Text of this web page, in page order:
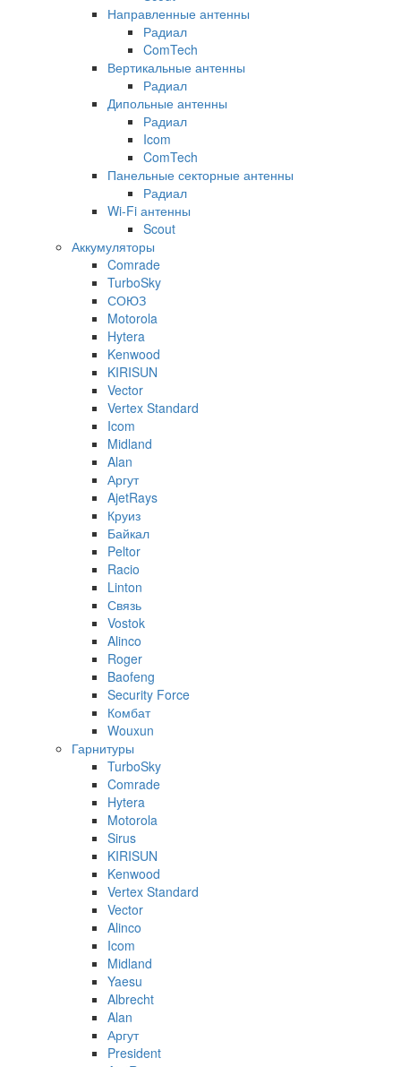
Направленные антенны
Радиал
ComTech
Вертикальные антенны
Радиал
Дипольные антенны
Радиал
Icom
ComTech
Панельные секторные антенны
Радиал
Wi-Fi антенны
Scout
Аккумуляторы
Comrade
TurboSky
СОЮЗ
Motorola
Hytera
Kenwood
KIRISUN
Vector
Vertex Standard
Icom
Midland
Alan
Аргут
AjetRays
Круиз
Байкал
Peltor
Racio
Linton
Связь
Vostok
Alinco
Roger
Baofeng
Security Force
Комбат
Wouxun
Гарнитуры
TurboSky
Comrade
Hytera
Motorola
Sirus
KIRISUN
Kenwood
Vertex Standard
Vector
Alinco
Icom
Midland
Yaesu
Albrecht
Alan
Аргут
President